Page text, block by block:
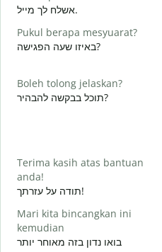
אשלח לך מייל.
Pukul berapa mesyuarat?
באיזו שעה הפגישה?
Boleh tolong jelaskan?
תוכל בבקשה להבהיר?
Terima kasih atas bantuan
anda!
תודה על עזרתך!
Mari kita bincangkan ini
kemudian
בואו נדון בזה מאוחר יותר